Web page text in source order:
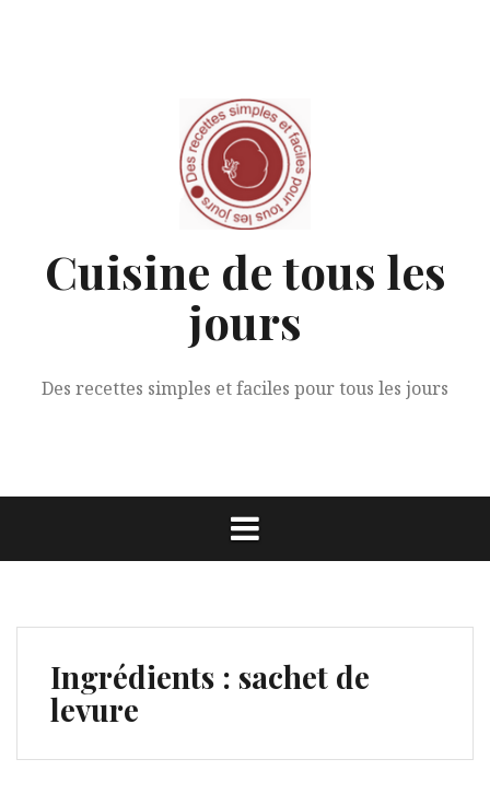
Cuisine de tous les
jours
Des recettes simples et faciles pour tous les jours
Ingrédients : sachet de
levure